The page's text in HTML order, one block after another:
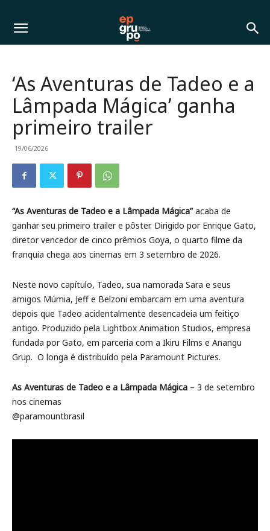
‘As Aventuras de Tadeo e a
Lâmpada Mágica’ ganha
primeiro trailer
19/06/2026
“As Aventuras de Tadeo e a Lâmpada Mágica”acaba de
ganhar seu primeiro trailer e pôster. Dirigido por Enrique Gato,
diretor vencedor de cinco prêmios Goya, o quarto filme da
franquia chega aos cinemas em 3 setembro de 2026.
Neste novo capítulo, Tadeo, sua namorada Sara e seus
amigos Múmia, Jeff e Belzoni embarcam em uma aventura
depois que Tadeo acidentalmente desencadeia um feitiço
antigo. Produzido pela Lightbox Animation Studios, empresa
fundada por Gato, em parceria com a Ikiru Films e Anangu
Grup. O longa é distribuído pela Paramount Pictures.
As Aventuras de Tadeo e a Lâmpada Mágica – 3 de setembro
nos cinemas
@paramountbrasil